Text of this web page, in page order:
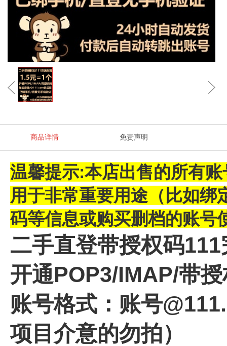
商品详情 免责声明
温馨提示:本店出售的所有
用于非常重要用途（ 比如绑
码等信息或购买删档的账号
二手直登带授权码111
开通POP3/IMAP/带
账号格式：账号
项目介意的勿拍）